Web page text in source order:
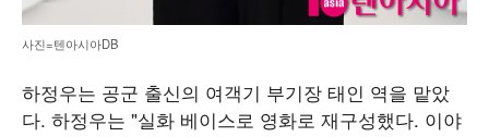
사진=텐아시아DB
하정우는 공군 출신의 여객기 부기장 태인 역을 맡았
다. 하정우는 "실화 베이스로 영화로 재구성했다. 이야